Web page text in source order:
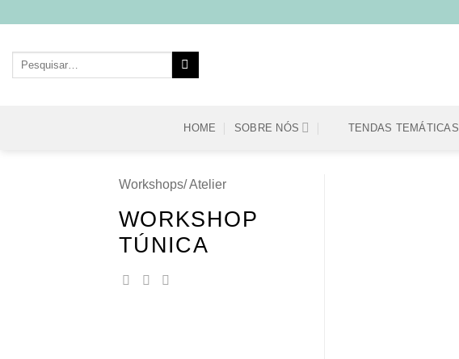
content
Pesquisar
HOME SOBRE NÓS TENDAS TEMÁTICAS
Workshops/ Atelier
WORKSHOP
TÚNICA